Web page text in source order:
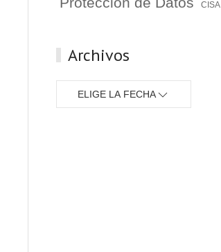
CISA
Archivos
ELIGE LA FECHA